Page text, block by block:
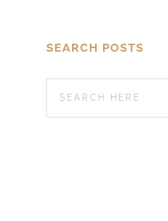
SEARCH POSTS